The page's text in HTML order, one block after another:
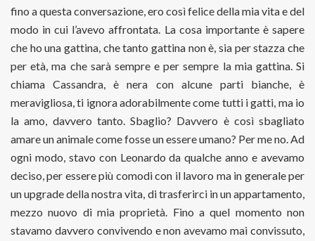
fino a questa conversazione, ero così felice della mia vita e del
modo in cui l’avevo affrontata. La cosa importante è sapere
che ho una gattina, che tanto gattina non è, sia per stazza che
per età, ma che sarà sempre e per sempre la mia gattina. Si
chiama Cassandra, è nera con alcune parti bianche, è
meravigliosa, ti ignora adorabilmente come tutti i gatti, ma io
la amo, davvero tanto. Sbaglio? Davvero è così sbagliato
amare un animale come fosse un essere umano? Per me no. Ad
ogni modo, stavo con Leonardo da qualche anno e avevamo
deciso, per essere più comodi con il lavoro ma in generale per
un upgrade della nostra vita, di trasferirci in un appartamento,
mezzo nuovo di mia proprietà. Fino a quel momento non
stavamo davvero convivendo e non avevamo mai convissuto,